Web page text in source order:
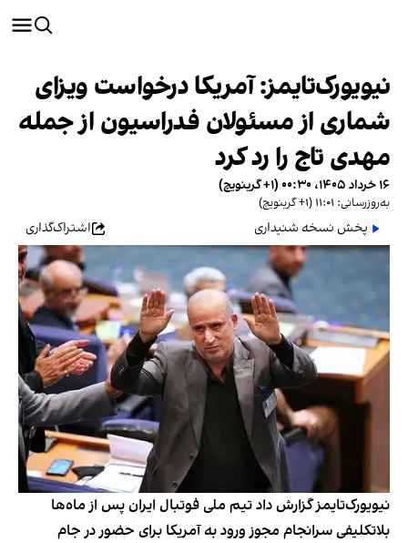
نیویورک‌تایمز: آمریکا درخواست ویزای
شماری از مسئولان فدراسیون از جمله
مهدی تاج را رد کرد
۱۶ خرداد ۱۴۰۵، ۰۰:۳۰ (‎+۱ گرینویچ)
به‌روزرسانی: ۱۱:۰۱ (‎+۱ گرینویچ)
پخش نسخه شنیداری اشتراک‌گذاری
نیویورک‌تایمز گزارش داد تیم ملی فوتبال ایران پس از ماه‌ها
بلاتکلیفی سرانجام مجوز ورود به آمریکا برای حضور در جام